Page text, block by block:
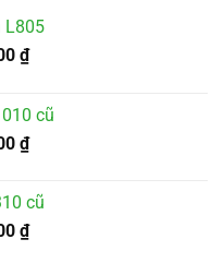
L805
₫.
₫Giá
là:
3.200.000 ₫.
cũ
₫.
₫Giá
là:
1.800.000 ₫.
cũ
₫Giá